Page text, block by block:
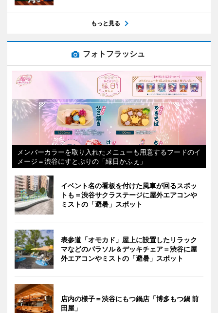
もっと見る
フォトフラッシュ
メンバーカラーを取り入れたメニューも用意するフードのイ
メージ＝渋谷にすとぷりの「縁日かふぇ」
イベント名の看板を付けた風車が回るスポッ
トも＝渋谷サクラステージに屋外エアコンや
ミストの「避暑」スポット
表参道「オモカド」屋上に設置したリラック
マなどのパラソル＆デッキチェア＝渋谷に屋
外エアコンやミストの「避暑」スポット
店内の様子＝渋谷にもつ鍋店「博多もつ鍋 前
田屋」